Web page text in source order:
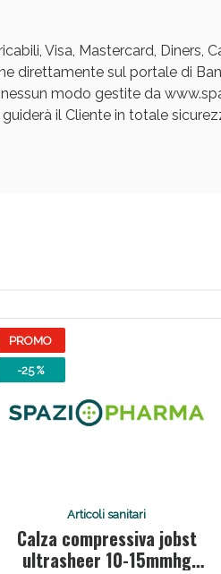
Visa, Mastercard, Diners,
direttamente sul portale di
modo gestite da
il Cliente in totale
PROMO
-25 %
Articoli sanitari
Calza compressiva jobst
ultrasheer 10-15mmhg